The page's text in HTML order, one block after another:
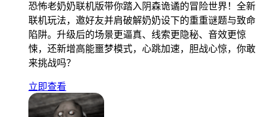
恐怖老奶奶联机版带你踏入阴森诡谲的冒险世界！全新
联机玩法，邀好友并肩破解奶奶设下的重重谜题与致命
陷阱。升级后的场景更逼真、线索更隐秘、音效更惊
悚，还新增高能噩梦模式，心跳加速，胆战心惊，你敢
来挑战吗？
立即查看